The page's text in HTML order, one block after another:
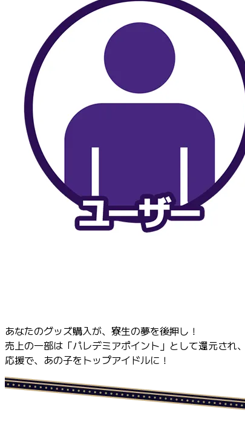
あなたのグッズ購入が、寮生の夢を後押し！
売上の一部は「パレデミアポイント」として還元さ
応援で、あの子をトップアイドルに！